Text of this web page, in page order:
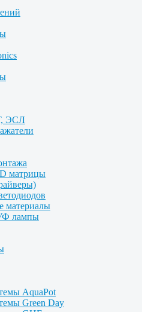
ЭСЛ
матрицы
материалы
лампы
AquaPot
Green Day